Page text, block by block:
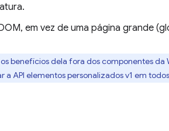
em vez de uma página grande
benefícios dela fora dos componentes
API elementos personalizados v1 em